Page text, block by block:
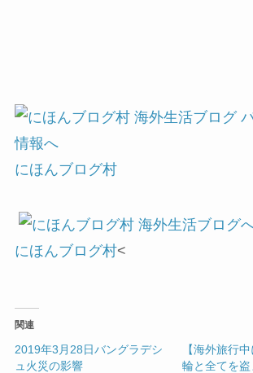
にほんブログ村
にほんブログ村<
関連
2019年3月28日バングラデシ
ュ火災の影響
【海外旅行
輪と全てを盗